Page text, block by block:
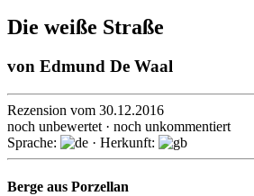
Die weiße Straße
von Edmund De Waal
Rezension vom 30.12.2016
noch unbewertet · noch unkommentiert
Sprache:
· Herkunft:
Berge aus Porzellan